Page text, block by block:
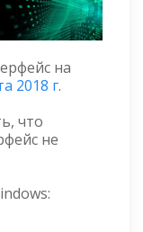
на
2018 г.
что
не